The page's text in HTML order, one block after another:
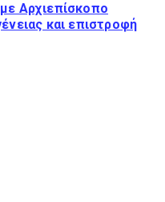
Αρχιεπίσκοπο
και επιστροφή